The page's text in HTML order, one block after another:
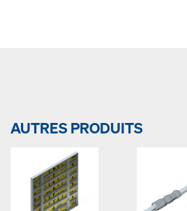
AUTRES PRODUITS